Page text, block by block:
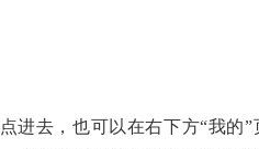
去，也可以在右下方“我的”